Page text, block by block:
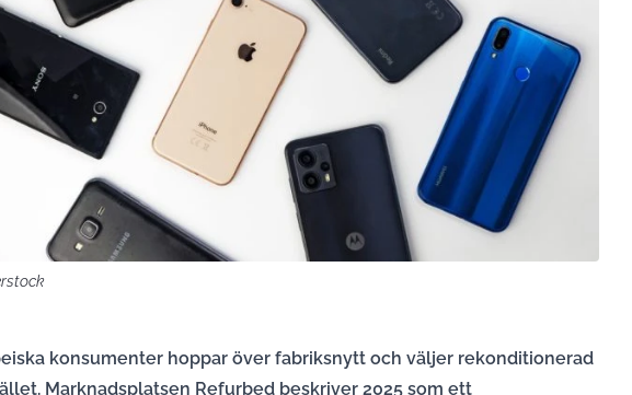
konsumenter hoppar över fabriksnytt och väljer rekonditionerad
Marknadsplatsen Refurbed beskriver 2025 som ett